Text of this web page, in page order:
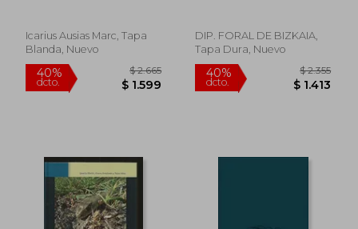
Icarius Ausias Marc, Tapa
Blanda, Nuevo
papel)
DIP. FORAL DE BIZKAIA,
Tapa Dura, Nuevo